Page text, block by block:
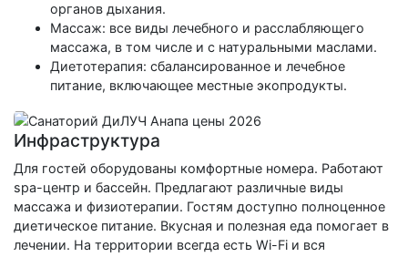
органов дыхания.
Массаж: все виды лечебного и расслабляющего
массажа, в том числе и с натуральными маслами.
Диетотерапия: сбалансированное и лечебное
питание, включающее местные экопродукты.
Инфраструктура
Для гостей оборудованы комфортные номера. Работают
spa-центр и бассейн. Предлагают различные виды
массажа и физиотерапии. Гостям доступно полноценное
диетическое питание. Вкусная и полезная еда помогает в
лечении. На территории всегда есть Wi-Fi и вся